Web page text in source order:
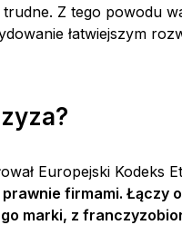
Z tego powodu
łatwiejszym
Europejski Kodeks
firmami.
marki, z